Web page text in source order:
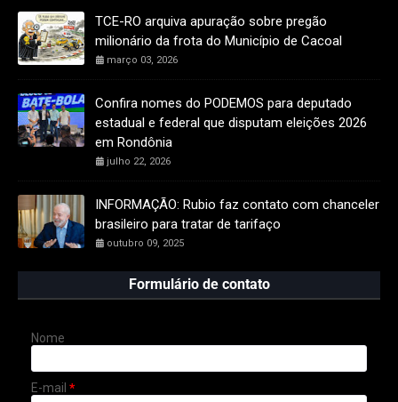
TCE-RO arquiva apuração sobre pregão
milionário da frota do Município de Cacoal
março 03, 2026
Confira nomes do PODEMOS para deputado
estadual e federal que disputam eleições 2026
em Rondônia
julho 22, 2026
INFORMAÇÃO: Rubio faz contato com chanceler
brasileiro para tratar de tarifaço
outubro 09, 2025
Formulário de contato
Nome
E-mail *